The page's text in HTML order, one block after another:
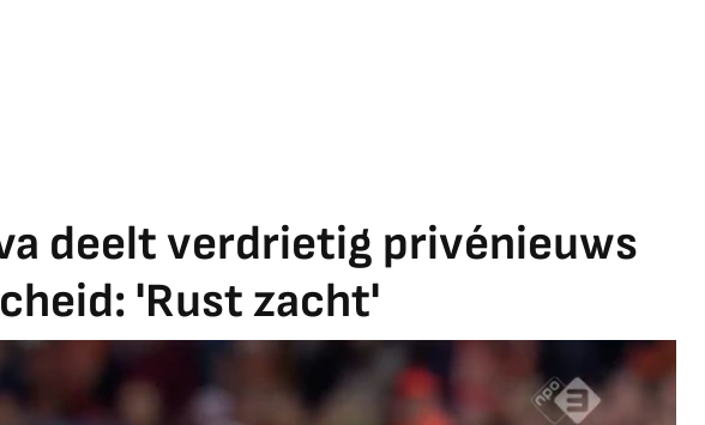
deelt verdrietig privénieuws
'Rust zacht'